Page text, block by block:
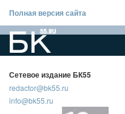
Полная версия сайта
Сетевое издание БК55
redactor@bk55.ru
info@bk55.ru